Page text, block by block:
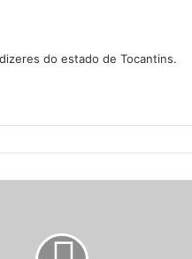
do estado de Tocantins.